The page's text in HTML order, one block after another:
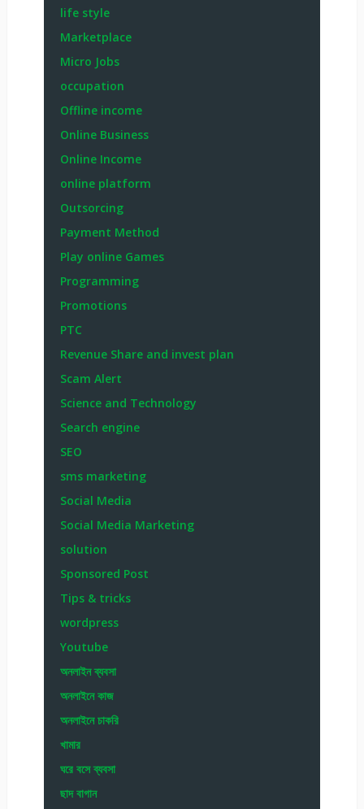
life style
Marketplace
Micro Jobs
occupation
Offline income
Online Business
Online Income
online platform
Outsorcing
Payment Method
Play online Games
Programming
Promotions
PTC
Revenue Share and invest plan
Scam Alert
Science and Technology
Search engine
SEO
sms marketing
Social Media
Social Media Marketing
solution
Sponsored Post
Tips & tricks
wordpress
Youtube
অনলাইন ব্যবসা
অনলাইনে কাজ
অনলাইনে চাকরি
খামার
ঘরে বসে ব্যবসা
ছাদ বাগান